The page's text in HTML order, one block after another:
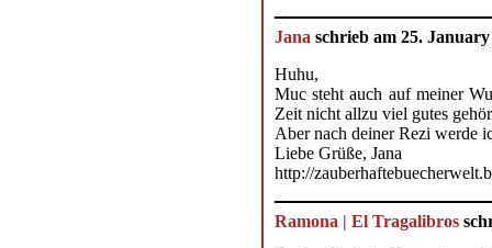
Jana schrieb am 25.
Huhu,
Muc steht auch auf meiner
Zeit nicht allzu viel gutes
Aber nach deiner Rezi werde
Liebe Grüße, Jana
http://
Ramona | El Tragalibros